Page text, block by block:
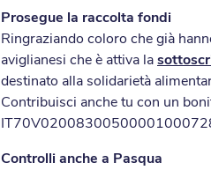
Prosegue la raccolta fondi
Ringraziando coloro che già
aviglianesi che è attiva la
destinato alla solidarietà
Contribuisci anche tu con un
Controlli anche a Pasqua